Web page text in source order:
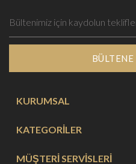
KURUMSAL
KATEGORİLER
MÜŞTERİ SERVİSLERİ